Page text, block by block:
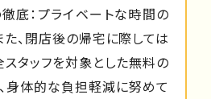
底：プライベートな時間の
、閉店後の帰宅に際しては
タッフを対象とした無料の
身体的な負担軽減に努めて